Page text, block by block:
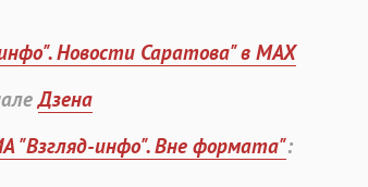
Новости Саратова" в MAX
Дзена
"Взгляд-инфо". Вне формата":